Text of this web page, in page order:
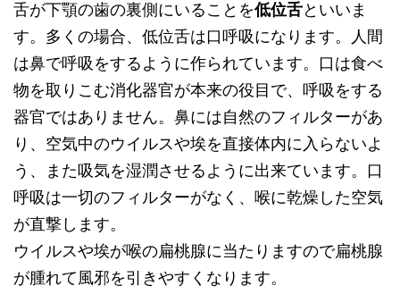
舌が下顎の歯の裏側にいることを低位舌といいま
す。多くの場合、低位舌は口呼吸になります。人間
は鼻で呼吸をするように作られています。 口は食べ
物を取りこむ消化器官が本来の役目で、 呼吸をする
器官ではありません。鼻には自然のフィルターがあ
り、 空気中のウイルスや埃を直接体内に入らないよ
う、
また吸気を湿潤させるように出来ています。口
呼吸は一切のフィルターがなく、 喉に乾燥した空気
が直撃します。
ウイルスや埃が喉の扁桃腺に当たりますので扁桃腺
が腫れて風邪を引きやすくなります。